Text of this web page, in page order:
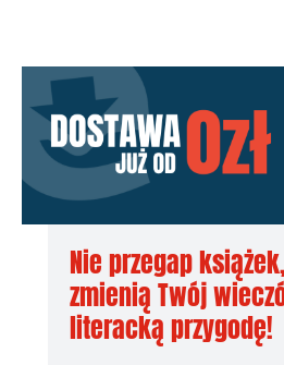
Nie przegap
zmienią Twój
literacką przygodę!